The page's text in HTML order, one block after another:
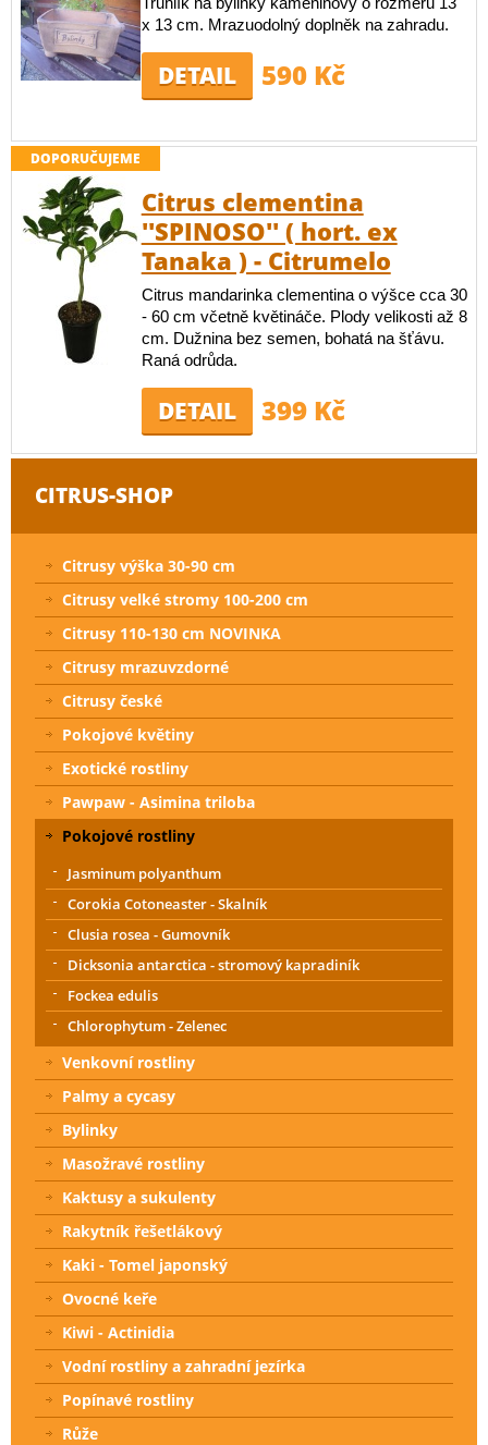
x 13 cm. Mrazuodolný doplněk na zahradu.
DETAIL 590 Kč
DOPORUČUJEME
Citrus clementina
''SPINOSO'' ( hort. ex
Tanaka ) - Citrumelo
Citrus mandarinka clementina o výšce cca 30
- 60 cm včetně květináče. Plody velikosti až 8
cm. Dužnina bez semen, bohatá na šťávu.
Raná odrůda.
DETAIL 399 Kč
CITRUS-SHOP
Citrusy výška 30-90 cm
Citrusy velké stromy 100-200 cm
Citrusy 110-130 cm NOVINKA
Citrusy mrazuvzdorné
Citrusy české
Pokojové květiny
Exotické rostliny
Pawpaw - Asimina triloba
Pokojové rostliny
Jasminum polyanthum
Corokia Cotoneaster - Skalník
Clusia rosea - Gumovník
Dicksonia antarctica - stromový kapradiník
Fockea edulis
Chlorophytum - Zelenec
Venkovní rostliny
Palmy a cycasy
Bylinky
Masožravé rostliny
Kaktusy a sukulenty
Rakytník řešetlákový
Kaki - Tomel japonský
Ovocné keře
Kiwi - Actinidia
Vodní rostliny a zahradní jezírka
Popínavé rostliny
Růže